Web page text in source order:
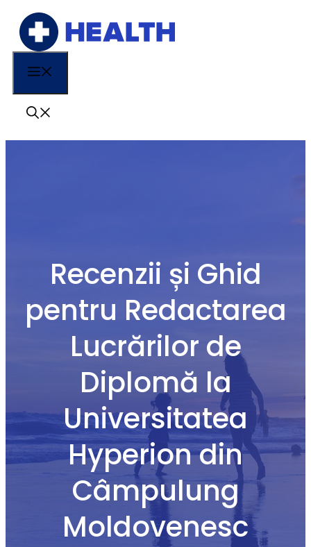
Sari
conținut
Recenzii și Ghid
pentru Redactarea
Lucrărilor de
Diplomă la
Universitatea
Hyperion din
Câmpulung
Moldovenesc